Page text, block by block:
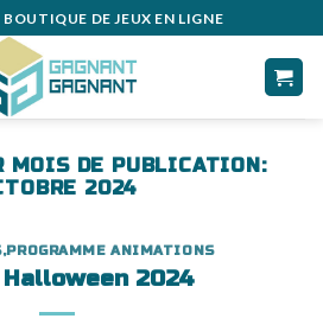
BOUTIQUE DE JEUX EN LIGNE
MOIS DE PUBLICATION:
2024
,PROGRAMME ANIMATIONS
2024